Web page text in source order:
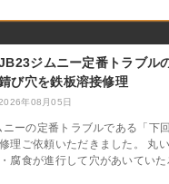
ジムニー定番トラブル
び穴を鉄板溶接修理
年08月05日
ーの定番トラブルである「下
理ご依頼いただきました。 丸
腐食が進行して穴があいてい